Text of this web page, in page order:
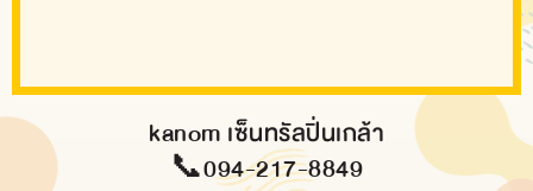
kanom เซ็นทรัลปิ่นเกล้า
📞094-217-8849